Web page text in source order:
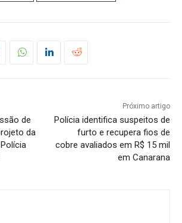
de
da
Próximo artigo
Polícia identifica suspeitos de
furto e recupera fios de
cobre avaliados em R$ 15 mil
em Canarana